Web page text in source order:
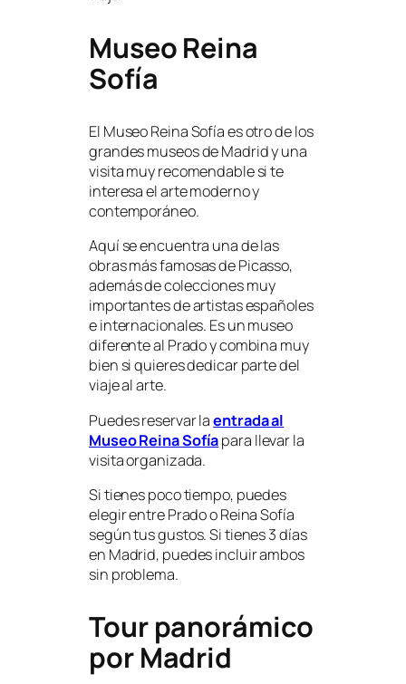
Museo Reina
Sofía
El Museo Reina Sofía es otro de los
grandes museos de Madrid y una
visita muy recomendable si te
interesa el arte moderno y
contemporáneo.
Aquí se encuentra una de las
obras más famosas de Picasso,
además de colecciones muy
importantes de artistas españoles
e internacionales. Es un museo
diferente al Prado y combina muy
bien si quieres dedicar parte del
viaje al arte.
Puedes reservar laentrada al
Museo Reina Sofíapara llevar la
visita organizada.
Si tienes poco tiempo, puedes
elegir entre Prado o Reina Sofía
según tus gustos. Si tienes 3 días
en Madrid, puedes incluir ambos
sin problema.
Tour panorámico
por Madrid